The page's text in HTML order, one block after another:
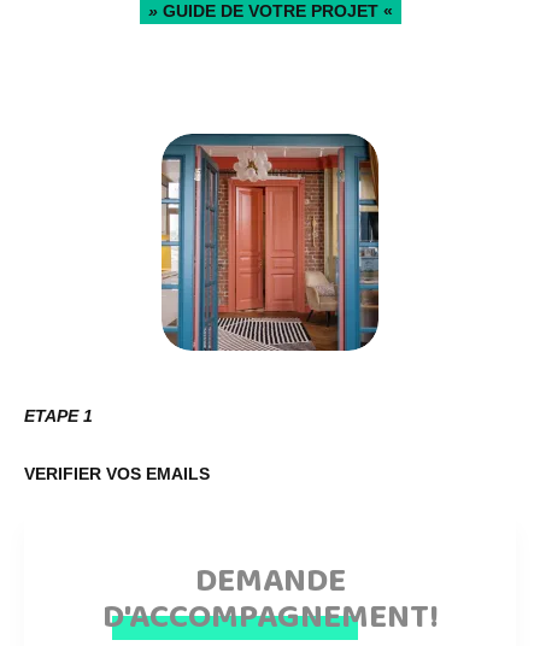
» GUIDE DE VOTRE PROJET «
ETAPE 1
VERIFIER VOS EMAILS
DEMANDE
D'ACCOMPAGNEMENT!